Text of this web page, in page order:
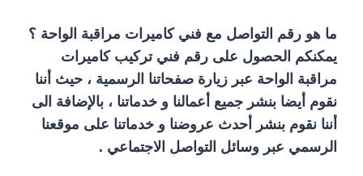
ما هو رقم التواصل مع فني كاميرات مراقبة الواحة ؟
يمكنكم الحصول على رقم فني تركيب كاميرات
مراقبة الواحة عبر زيارة صفحاتنا الرسمية ، حيث أننا
نقوم أيضا بنشر جميع أعمالنا و خدماتنا ، بالإضافة الى
أننا نقوم بنشر أحدث عروضنا و خدماتنا على موقعنا
الرسمي عبر وسائل التواصل الاجتماعي .